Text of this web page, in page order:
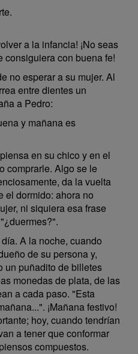
a la infancia! ¡No seas
consiguiera con buena fe!
no esperar a su mujer. Al
entre dientes un
a Pedro:
y mañana es
en su chico y en el
comprarle. Algo se le
da la vuelta
el dormido: ahora no
ni siquiera esa frase
A la noche, cuando
de su persona y,
un puñadito de billetes
monedas de plata, de las
a cada paso. "Esta
¡Mañana festivo!
hoy, cuando tendrían
a tener que conformar
compuestos.